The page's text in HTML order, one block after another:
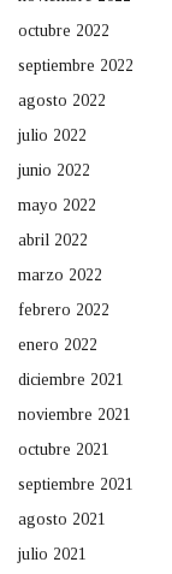
octubre 2022
septiembre 2022
agosto 2022
julio 2022
junio 2022
mayo 2022
abril 2022
marzo 2022
febrero 2022
enero 2022
diciembre 2021
noviembre 2021
octubre 2021
septiembre 2021
agosto 2021
julio 2021